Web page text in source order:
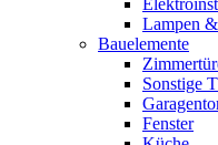
Lampen
Bauelemente
Sonstige
Fenster